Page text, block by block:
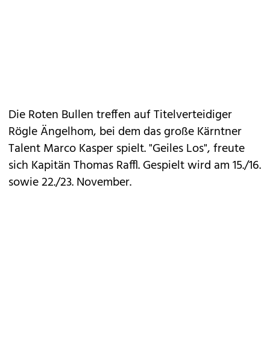
Die Roten Bullen treffen auf Titelverteidiger
Rögle Ängelhom, bei dem das große Kärntner
Talent Marco Kasper spielt. "Geiles Los", freute
sich Kapitän Thomas Raffl. Gespielt wird am 15./16.
sowie 22./23. November.